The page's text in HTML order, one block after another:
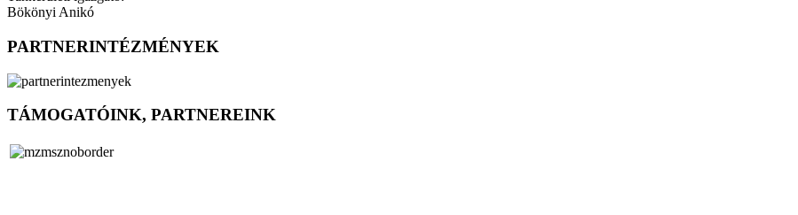
Bökönyi Anikó
PARTNERINTÉZMÉNYEK
TÁMOGATÓINK, PARTNEREINK